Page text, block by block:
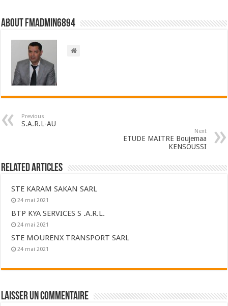
About FMadmin6894
Previous
S.A.R.L-AU
Next
ETUDE MAITRE Boujemaa
KENSOUSSI
Related Articles
STE KARAM SAKAN SARL
24 mai 2021
BTP KYA SERVICES S .A.R.L.
24 mai 2021
STE MOURENX TRANSPORT SARL
24 mai 2021
Laisser un commentaire